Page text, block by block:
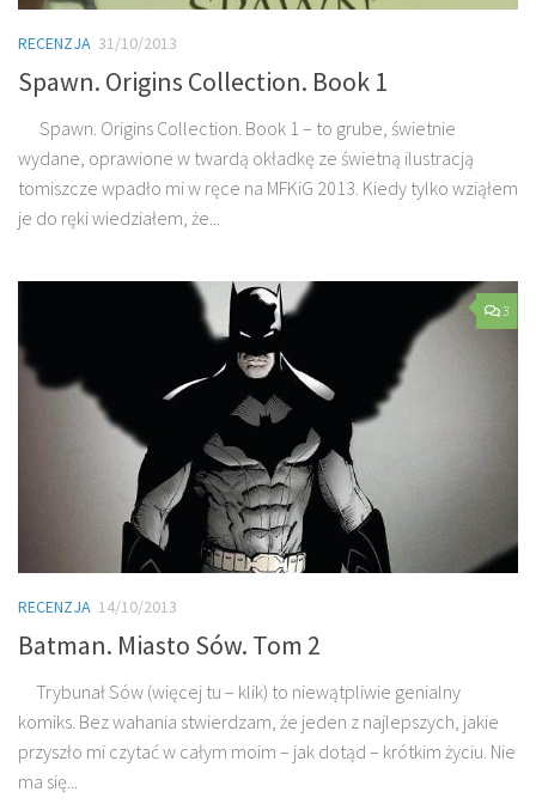
RECENZJA 31/10/2013
Spawn. Origins Collection. Book 1
Spawn. Origins Collection. Book 1 – to grube, świetnie
wydane, oprawione w twardą okładkę ze świetną ilustracją
tomiszcze wpadło mi w ręce na MFKiG 2013. Kiedy tylko wziąłem
je do ręki wiedziałem, że...
3
RECENZJA 14/10/2013
Batman. Miasto Sów. Tom 2
Trybunał Sów (więcej tu – klik) to niewątpliwie genialny
komiks. Bez wahania stwierdzam, że jeden z najlepszych, jakie
przyszło mi czytać w całym moim – jak dotąd – krótkim życiu. Nie
ma się...